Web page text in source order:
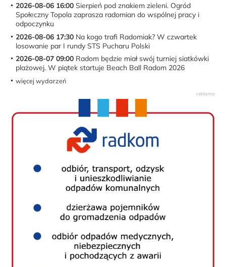
2026-08-06 16:00 Sierpień pod znakiem zieleni. Ogród
Społeczny Topola zaprasza radomian do wspólnej pracy i
odpoczynku
2026-08-06 17:30 Na kogo trafi Radomiak? W czwartek
losowanie par I rundy STS Pucharu Polski
2026-08-07 09:00 Radom będzie miał swój turniej siatkówki
plażowej. W piątek startuje Beach Ball Radom 2026
więcej wydarzeń